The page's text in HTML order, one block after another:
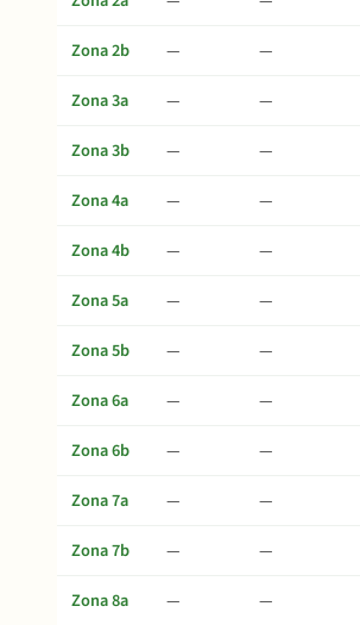
Zona 2b
— —
Zona 3a
— —
Zona 3b
— —
Zona 4a
— —
Zona 4b
— —
Zona 5a
— —
Zona 5b
— —
Zona 6a
— —
Zona 6b
— —
Zona 7a
— —
Zona 7b
— —
Zona 8a
— —